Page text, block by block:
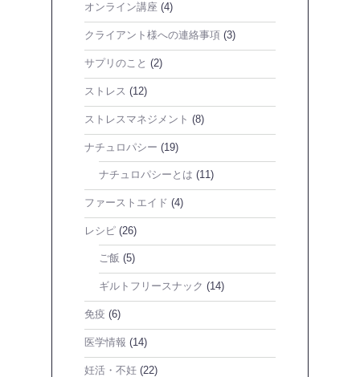
オンライン講座 (4)
クライアント様への連絡事項 (3)
サプリのこと (2)
ストレス (12)
ストレスマネジメント (8)
ナチュロパシー (19)
ナチュロパシーとは (11)
ファーストエイド (4)
レシピ (26)
ご飯 (5)
ギルトフリースナック (14)
免疫 (6)
医学情報 (14)
妊活・不妊 (22)